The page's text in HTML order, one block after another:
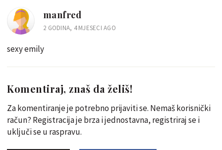
manfred
2 GODINA, 4 MJESECI AGO
sexy emily
Komentiraj, znaš da želiš!
Za komentiranje je potrebno prijaviti se. Nemaš korisnički
račun? Registracija je brza i jednostavna, registriraj se i
uključi se u raspravu.